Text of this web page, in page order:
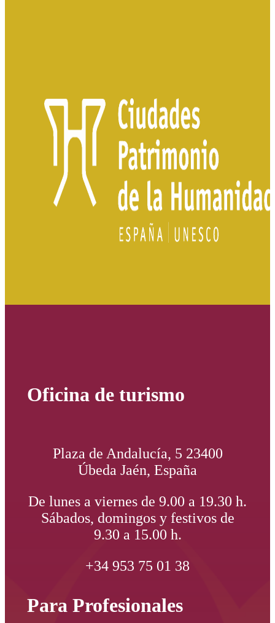
Oficina de turismo
Plaza de Andalucía, 5 23400
Úbeda Jaén, España
De lunes a viernes de 9.00 a 19.30 h.
Sábados, domingos y festivos de
9.30 a 15.00 h.
+34 953 75 01 38
Para Profesionales